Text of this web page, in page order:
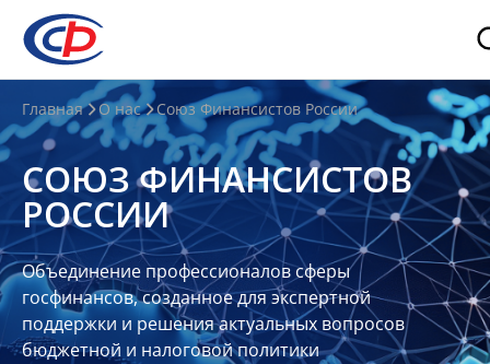
О
нас
О
СФР
Совет
Союза
Участники
Планы
Главная О нас Союз Финансистов России
СОЮЗ ФИНАНСИСТОВ
РОССИИ
Объединение профессионалов сферы
госфинансов, созданное для экспертной
поддержки и решения актуальных вопросов
бюджетной и налоговой политики